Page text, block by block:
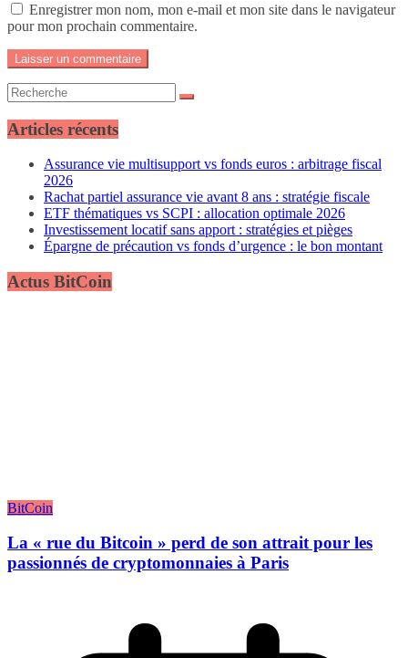
Enregistrer mon nom, mon e-mail et mon site dans le navigateur
pour mon prochain commentaire.
Articles récents
Assurance vie multisupport vs fonds euros : arbitrage fiscal
2026
Rachat partiel assurance vie avant 8 ans : stratégie fiscale
ETF thématiques vs SCPI : allocation optimale 2026
Investissement locatif sans apport : stratégies et pièges
Épargne de précaution vs fonds d’urgence : le bon montant
Actus BitCoin
BitCoin
La « rue du Bitcoin » perd de son attrait pour les
passionnés de cryptomonnaies à Paris